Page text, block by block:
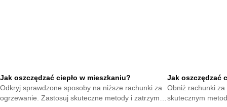
Jak oszczędzać ciepło w mieszkaniu?
Odkryj sprawdzone sposoby na niższe rachunki za
ogrzewanie. Zastosuj skuteczne metody i zatrzymaj
Jak oszczędzać
Obniż rachunki
skutecznym